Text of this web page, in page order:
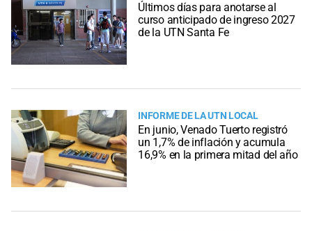
Últimos días para anotarse al
curso anticipado de ingreso 2027
de la UTN Santa Fe
INFORME DE LA UTN LOCAL
En junio, Venado Tuerto registró
un 1,7% de inflación y acumula
16,9% en la primera mitad del año